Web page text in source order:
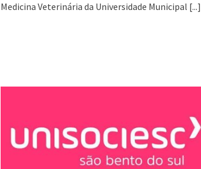
Medicina Veterinária da Universidade Municipal [...]